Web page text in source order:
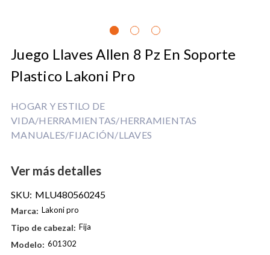
Juego Llaves Allen 8 Pz En Soporte
Plastico Lakoni Pro
HOGAR Y ESTILO DE
VIDA/HERRAMIENTAS/HERRAMIENTAS
MANUALES/FIJACIÓN/LLAVES
Ver más detalles
SKU: MLU480560245
Marca: Lakoni pro
Tipo de cabezal: Fija
Modelo: 601302